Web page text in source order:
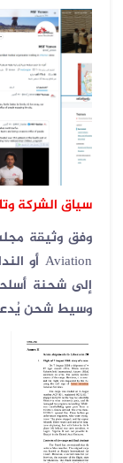
سياق الشركة
وفق وثيقة
Aviation أو
إلى شحنة
وسيط شحن